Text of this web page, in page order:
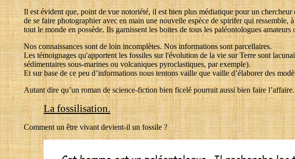
Il est évident que, point de vue notoriété, il est bien plus médiatique pour un
de se faire photographier avec en main une nouvelle espèce de spirifer qui
tout le monde en possède. Ils garnissent les boites de tous les paléontologues
Nos connaissances sont de loin incomplètes. Nos informations sont parcellaires.
Les témoignages qu'apportent les fossiles sur l'évolution de la vie sur Terre sont
sédimentaires sous-marines ou volcaniques pyroclastiques, par exemple).
Et sur base de ce peu d’informations nous tentons vaille que vaille d’élaborer des
Autant dire qu’un roman de science-fiction bien ficelé pourrait aussi bien faire l’affaire.
La fossilisation.
Comment un être vivant devient-il un fossile ?